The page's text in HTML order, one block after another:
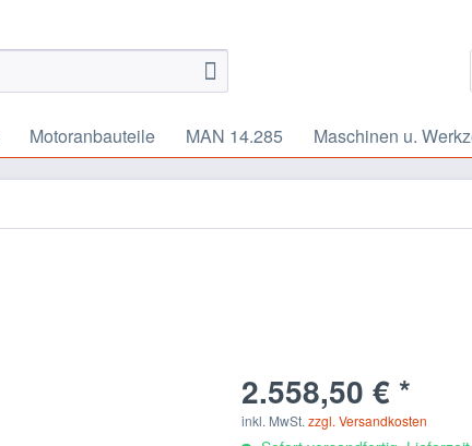
Motoranbauteile MAN 14.285 Maschinen u.
2.558,50 € *
inkl. MwSt.zzgl. Versandkosten